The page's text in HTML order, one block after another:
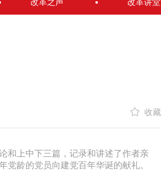
改革之声 改革讲堂
收藏
和上中下三篇，记录和讲述了作者亲
党龄的党员向建党百年华诞的献礼。